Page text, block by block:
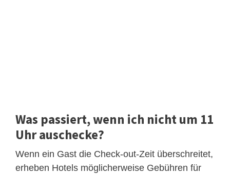
Was passiert, wenn ich nicht um 11
Uhr auschecke?
Wenn ein Gast die Check-out-Zeit überschreitet,
erheben Hotels möglicherweise Gebühren für